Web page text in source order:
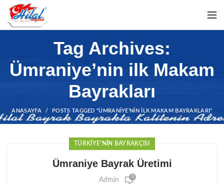
Tag Archives:
Ümraniye’nin ilk Makam
Bayrakları
ANASAYFA POSTS TAGGED "ÜMRANIYE’NIN ILK MAKAM BAYRAKLARI"
TÜRKIYE'NIN BAYRAKÇISI
Ümraniye Bayrak Üretimi
Admin 0